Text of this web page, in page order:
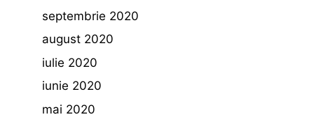
septembrie 2020
august 2020
iulie 2020
iunie 2020
mai 2020